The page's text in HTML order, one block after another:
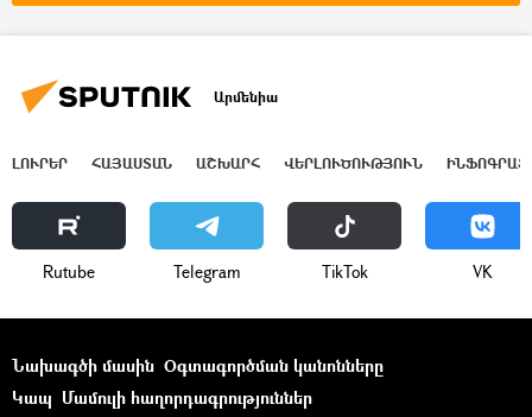
Արմենիա
ԼՈՒՐԵՐ ՀԱՅԱՍՏԱՆ ԱՇԽԱՐՀ ՎԵՐԼՈՒԾՈՒԹՅՈՒՆ
Rutube Telegram ТikТоk VK
Նախագծի մասին Օգտագործման կանոնները
Կապ Մամուլի հաղորդագրություններ